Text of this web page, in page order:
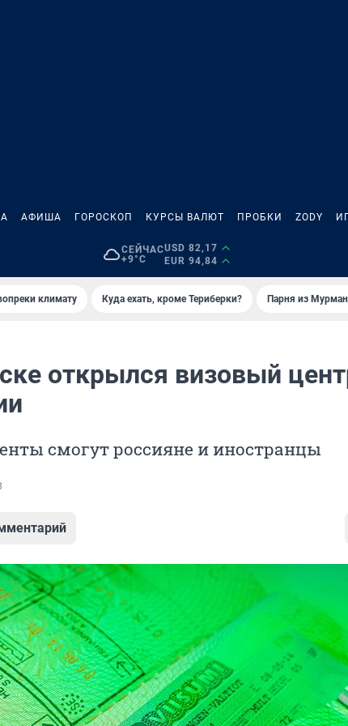
АФИША ГОРОСКОП КУРСЫ ВАЛЮТ ПРОБКИ ZODY
СЕЙЧАС
+9°C
USD 82,17
EUR 94,84
климату Куда ехать, кроме Териберки? Парня из
открылся визовый
смогут россияне и иностранцы